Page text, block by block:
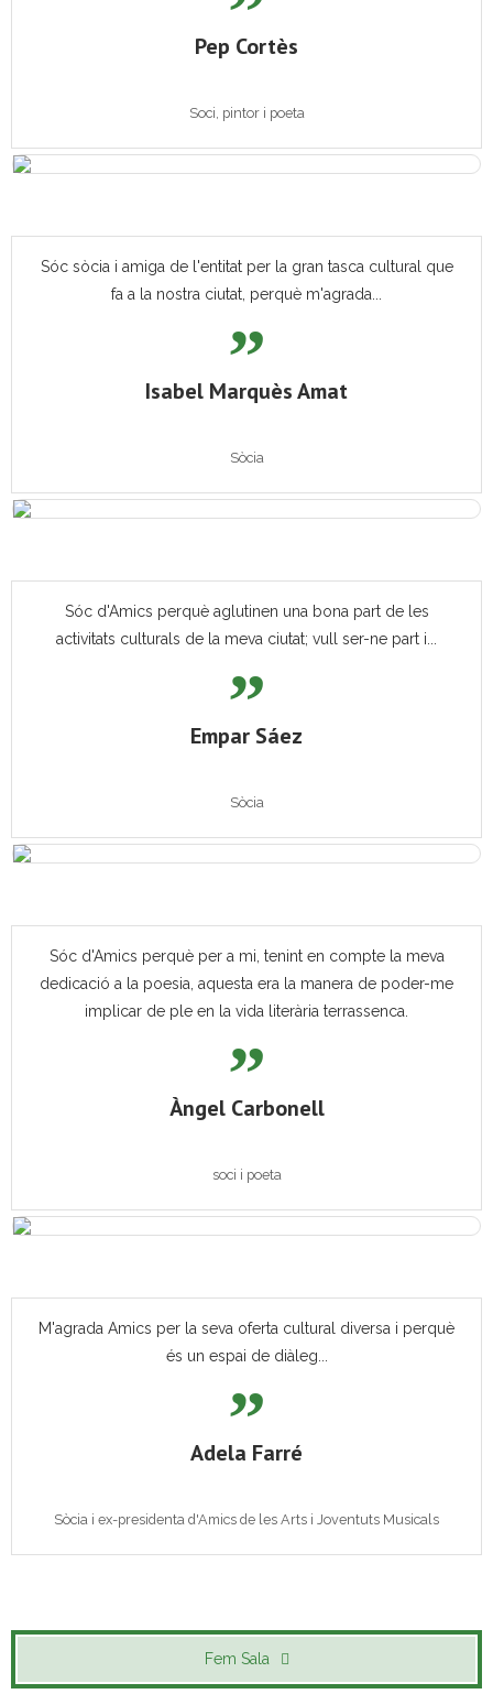
Pep Cortès
Soci, pintor i poeta
Sóc sòcia i amiga de l'entitat per la gran tasca cultural que
fa a la nostra ciutat, perquè m'agrada...
Isabel Marquès Amat
Sòcia
Sóc d'Amics perquè aglutinen una bona part de les
activitats culturals de la meva ciutat; vull ser-ne part i...
Empar Sáez
Sòcia
Sóc d'Amics perquè per a mi, tenint en compte la meva
dedicació a la poesia, aquesta era la manera de poder-me
implicar de ple en la vida literària terrassenca.
Àngel Carbonell
soci i poeta
M'agrada Amics per la seva oferta cultural diversa i perquè
és un espai de diàleg...
Adela Farré
Sòcia i ex-presidenta d'Amics de les Arts i Joventuts Musicals
Fem Sala